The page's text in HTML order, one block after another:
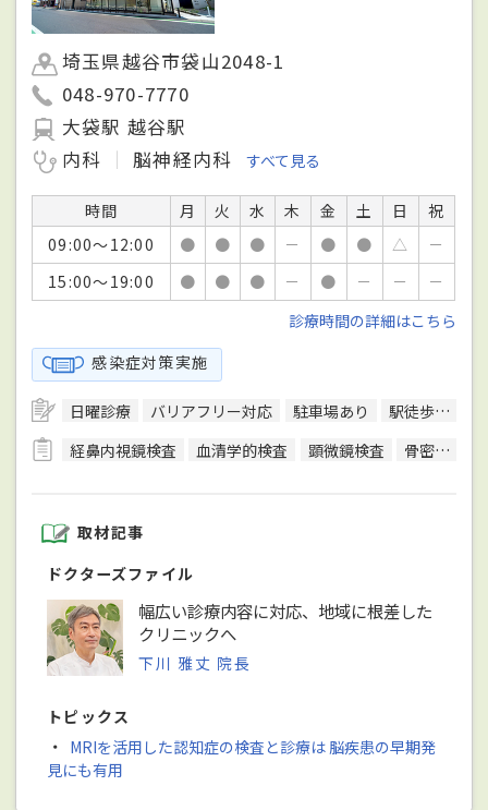
埼玉県越谷市袋山2048-1
048-970-7770
大袋駅 越谷駅
内科
脳神経内科 すべて見る
時間 月 火 水 木 金 土 日
祝
09:00～12:00
● ● ● － ● ● △
－
15:00～19:00
● ● ● － ● － －
－
診療時間の詳細はこちら
感染症対策実施
日曜診療 バリアフリー対応 駐車場あり
駅徒歩5分圏内
経鼻内視鏡検査
血清学的検査 顕微鏡検査 骨密度検査
取材記事
ドクターズファイル
幅広い診療内容に対応、地域に根差した
クリニックへ
下川 雅丈 院長
トピックス
・ MRIを活用した認知症の検査と診療は 脳疾患の早期発
見にも有用